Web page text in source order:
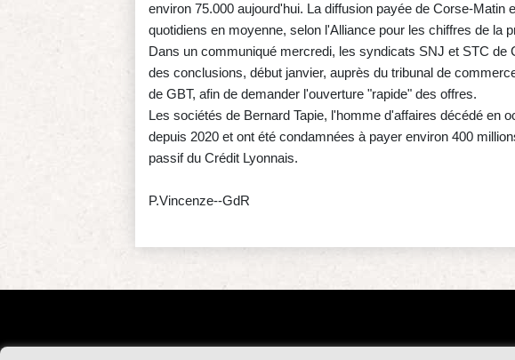
environ 75.000 aujourd'hui. La diffusion payée de Corse-Matin
quotidiens en moyenne, selon l'Alliance pour les chiffres de la
Dans un communiqué mercredi, les syndicats SNJ et STC de
des conclusions, début janvier, auprès du tribunal de
de GBT, afin de demander l'ouverture "rapide" des offres.
Les sociétés de Bernard Tapie, l'homme d'affaires décédé en
depuis 2020 et ont été condamnées à payer environ 400
passif du Crédit Lyonnais.
P.Vincenze--GdR